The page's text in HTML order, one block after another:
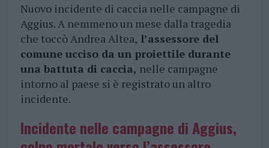
Nuovo incidente di caccia nelle campagne di
Aggius. A nemmeno un mese dalla tragedia
che toccò Andrea Altea, l’assessore del
comune ucciso da un proiettile durante
una battuta di caccia, nelle campagne
intorno al paese si è registrato un altro
incidente.
Incidente nelle campagne di Aggius,